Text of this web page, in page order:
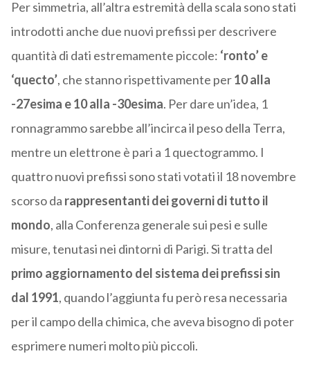
Per simmetria, all’altra estremità della scala sono stati
introdotti anche due nuovi prefissi per descrivere
quantità di dati estremamente piccole: ‘ronto’ e
‘quecto’, che stanno rispettivamente per10 alla
-27esima e 10 alla -30esima. Per dare un’idea, 1
ronnagrammo sarebbe all’incirca il peso della Terra,
mentre un elettrone è pari a 1 quectogrammo. I
quattro nuovi prefissi sono stati votati il 18 novembre
scorso da rappresentanti dei governi di tutto il
mondo, alla Conferenza generale sui pesi e sulle
misure, tenutasi nei dintorni di Parigi. Si tratta del
primo aggiornamento del sistema dei prefissi sin
dal 1991, quando l’aggiunta fu però resa necessaria
per il campo della chimica, che aveva bisogno di poter
esprimere numeri molto più piccoli.